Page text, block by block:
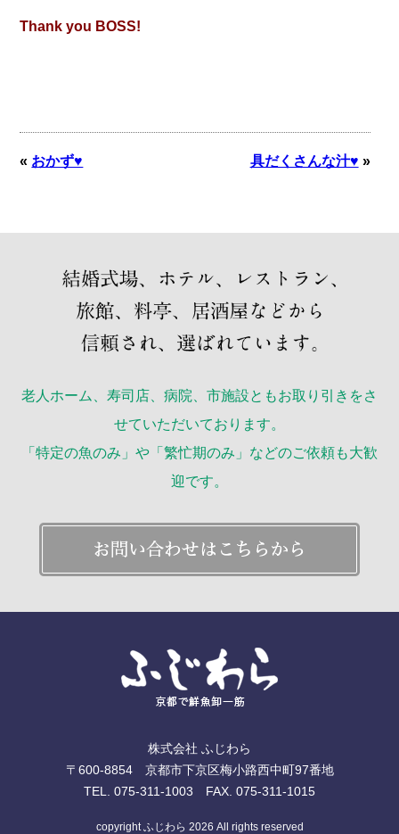
Thank you BOSS!
« おかず♥ 具だくさんな汁♥ »
老人ホーム、寿司店、病院、市施設ともお取り引きをさ
せていただいております。
「特定の魚のみ」や「繁忙期のみ」などのご依頼も大歓
迎です。
株式会社 ふじわら
〒600-8854 京都市下京区梅小路西中町97番地
TEL. 075-311-1003 FAX. 075-311-1015
copyright ふじわら 2026 All rights reserved